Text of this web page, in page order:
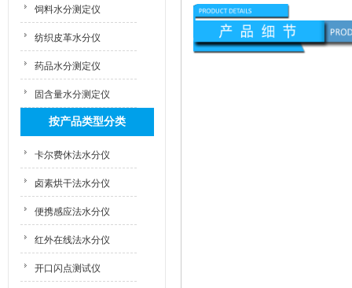
饲料水分测定仪
纺织皮革水分仪
药品水分测定仪
固含量水分测定仪
按产品类型分类
卡尔费休法水分仪
卤素烘干法水分仪
便携感应法水分仪
红外在线法水分仪
开口闪点测试仪